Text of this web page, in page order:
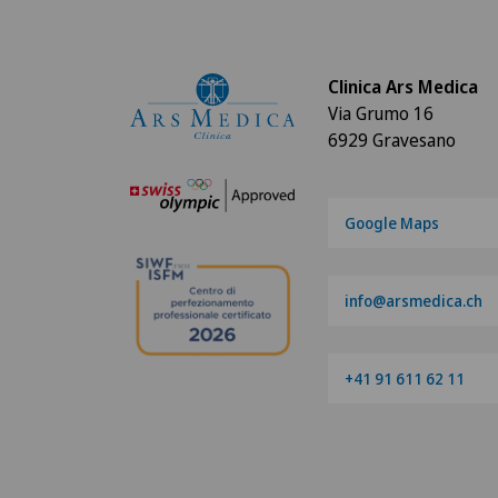
Clinica Ars Medica
Via Grumo 16
6929 Gravesano
Google Maps
info@arsmedica.ch
+41 91 611 62 11